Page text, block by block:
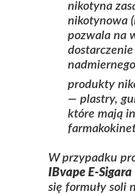
nikotyna
nikotynowa
pozwala na
produkty
— plastry,
które mają
W przypadku
IBvape E-Sigara
się formuły soli